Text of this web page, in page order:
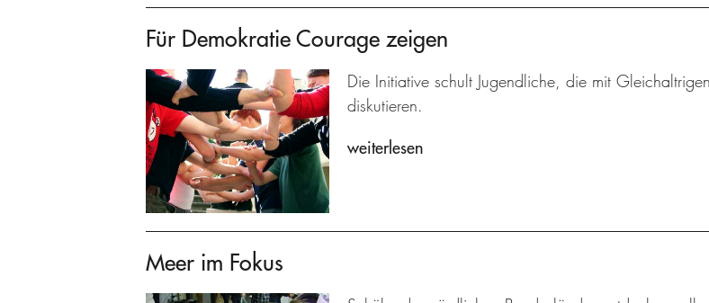
Für Demokratie Courage zeigen
Die Initiative schult Jugendliche, die mit
diskutieren.
weiterlesen
Meer im Fokus